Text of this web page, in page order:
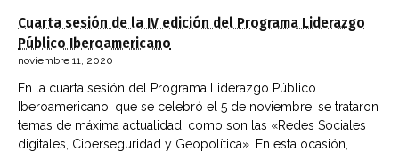
Cuarta sesión de la IV edición del Programa Liderazgo
Público Iberoamericano
noviembre 11, 2020
En la cuarta sesión del Programa Liderazgo Público
Iberoamericano, que se celebró el 5 de noviembre, se trataron
temas de máxima actualidad, como son las «Redes Sociales
digitales, Ciberseguridad y Geopolítica». En esta ocasión,